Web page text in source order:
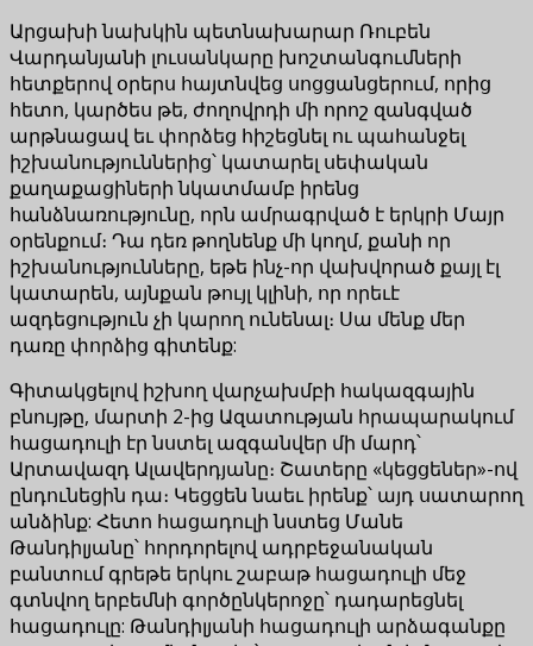
Արցախի նախկին պետնախարար Ռուբեն
Վարդանյանի լուսանկարը խոշտանգումների
հետքերով օրերս հայտնվեց սոցցանցերում, որից
հետո, կարծես թե, ժողովրդի մի որոշ զանգված
արթնացավ եւ փորձեց հիշեցնել ու պահանջել
իշխանություններից՝ կատարել սեփական
քաղաքացիների նկատմամբ իրենց
հանձնառությունը, որն ամրագրված է երկրի Մայր
օրենքում։ Դա դեռ թողնենք մի կողմ, քանի որ
իշխանությունները, եթե ինչ-որ վախվորած քայլ էլ
կատարեն, այնքան թույլ կլինի, որ որեւէ
ազդեցություն չի կարող ունենալ։ Սա մենք մեր
դառը փորձից գիտենք:
Գիտակցելով իշխող վարչախմբի հակազգային
բնույթը, մարտի 2-ից Ազատության հրապարակում
հացադուլի էր նստել ազգանվեր մի մարդ՝
Արտավազդ Ալավերդյանը։ Շատերը «կեցցեներ»-ով
ընդունեցին դա։ Կեցցեն նաեւ իրենք՝ այդ սատարող
անձինք: Հետո հացադուլի նստեց Մանե
Թանդիլյանը՝ հորդորելով ադրբեջանական
բանտում գրեթե երկու շաբաթ հացադուլի մեջ
գտնվող երբեմնի գործընկերոջը՝ դադարեցնել
հացադուլը: Թանդիլյանի հացադուլի արձագանքը